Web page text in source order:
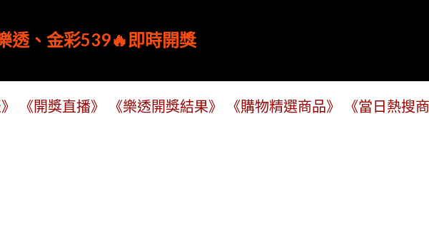
透、金彩539🔥即時開獎
《開獎直播》 《樂透開獎結果》 《購物精選商品》 《當日熱搜